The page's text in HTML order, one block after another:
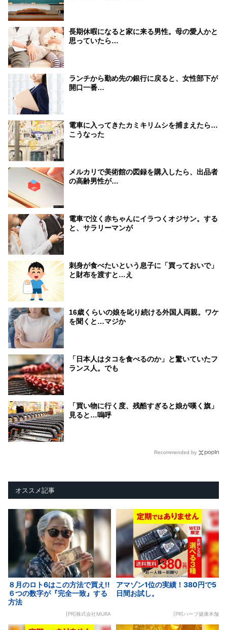
長期休暇になると家に来る男性。母の愛人かと
思っていたら…
ランチから勤め先の銀行に戻ると、女性部下が
開口一番…
電車に入ってきたカミキリムシを捕まえたら…
こうなった
メルカリで美術館の図録を購入したら、出品者
の高齢男性が…
電車で泣く赤ちゃんにイラつくオジサン。する
と、サラリーマンが
刺身が食べたいという息子に「買っておいで」
と財布を渡すと…え
16歳くらいの娘を叱り続ける外国人両親。ワケ
を聞くと…マジか
「日本人はタコを食べるのか」と驚いていたフ
ランス人。でも
「買い物に行く度、残酷すぎると娘が嘆く旗」
見ると…嗚呼
Recommended by
オススメ記事
８月のロト6はこの方法で買え!!
６つの数字が『完全一致』する
方法
[PR]株式会社MURA
アマゾン1位の実績！380円で5
日間お試し。
[PR]ハーブ健康本舗